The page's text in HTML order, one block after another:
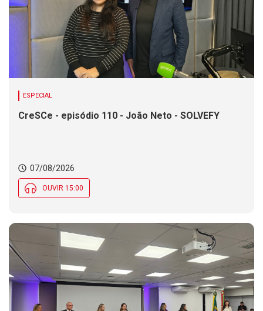
ESPECIAL
CreSCe - episódio 110 - João Neto - SOLVEFY
07/08/2026
OUVIR 15:00